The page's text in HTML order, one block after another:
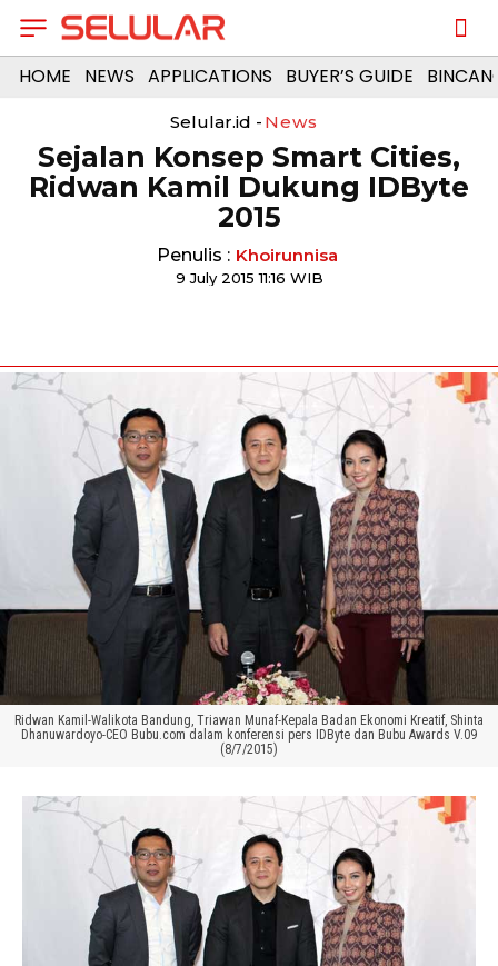
HOME NEWS APPLICATIONS BUYER’S GUIDE
Selular.id - News
Sejalan Konsep Smart Cities,
Ridwan Kamil Dukung IDByte
2015
Penulis : Khoirunnisa
9 July 2015 11:16 WIB
Ridwan Kamil-Walikota Bandung, Triawan Munaf-Kepala Badan Ekonomi Kreatif, Shinta
Dhanuwardoyo-CEO Bubu.com dalam konferensi pers IDByte dan Bubu Awards V.09
(8/7/2015)